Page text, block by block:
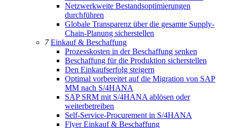
Netzwerkweite Bestandsoptimierungen
durchführen
Globale Transparenz über die gesamte Supply-
Chain-Planung sicherstellen
7Einkauf & Beschaffung
Prozesskosten in der Beschaffung senken
Beschaffung für die Produktion sicherstellen
Den Einkaufserfolg steigern
Optimal vorbereitet auf die Migration von SAP
MM nach S/4HANA
SAP SRM mit S/4HANA ablösen oder
weiterbetreiben
Self-Service-Procurement in S/4HANA
Flyer Einkauf & Beschaffung